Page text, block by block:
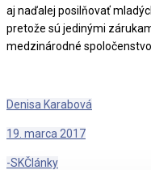
aj naďalej posilňovať
pretože sú jedinými
medzinárodné spoločenstvo.
Denisa Karabová
19. marca 2017
-SKČlánky